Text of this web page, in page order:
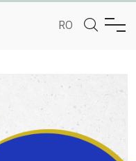
RO